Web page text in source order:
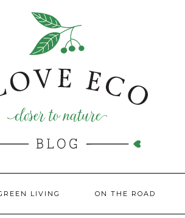
LIVING ON THE ROAD